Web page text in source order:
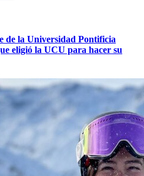
de la Universidad Pontificia
eligió la UCU para hacer su